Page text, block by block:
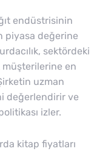
endüstrisinin
piyasa değerine
sektördeki
müşterilerine en
uzman
değerlendirir ve
izler.
kitap fiyatları